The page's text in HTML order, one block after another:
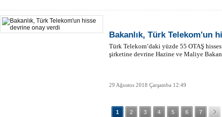
Bakanlık, Türk Telekom'un
Türk Telekom’daki yüzde 55 OTAŞ
şirketine devrine Hazine ve Maliye
29 Ağustos 2018 Çarşamba 12:49
1 2 3 4 5 6 7